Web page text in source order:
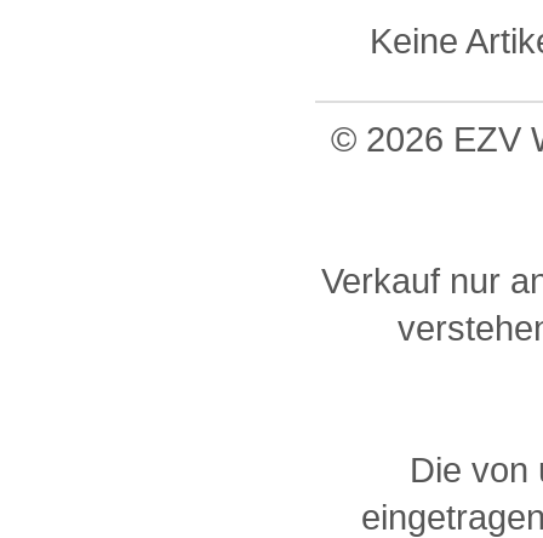
Keine
© 2026 EZV
Verkauf nur
Die von